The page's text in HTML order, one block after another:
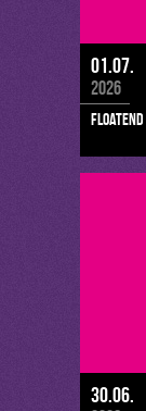
01.07.
2026
floatend
30.06.